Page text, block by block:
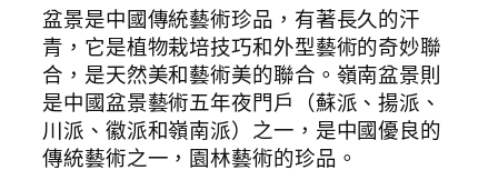
盆景是中國傳統藝術珍品，有著長久的汗
青，它是植物栽培技巧和外型藝術的奇妙聯
合，是天然美和藝術美的聯合。嶺南盆景則
是中國盆景藝術五年夜門戶（蘇派、揚派、
川派、徽派和嶺南派）之一，是中國優良的
傳統藝術之一，園林藝術的珍品。